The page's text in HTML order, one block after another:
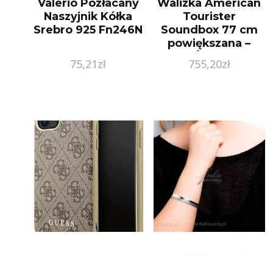
Valerio Pozłacany
Naszyjnik Kółka
Srebro 925 Fn246N
75,21zł
Walizka American
Tourister
Soundbox 77 cm
powiększana –
755,20zł